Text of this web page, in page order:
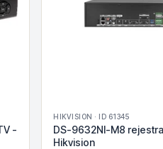
-
HIKVISION · ID 61345
DS-9632NI-M8
Hikvision